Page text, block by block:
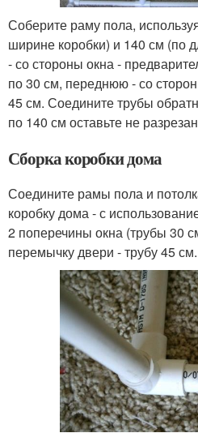
Соберите раму пола,
ширине коробки) и 140 см (по
- со стороны окна -
по 30 см, переднюю - со
45 см. Соедините трубы
по 140 см оставьте не
Сборка коробки дома
Соедините рамы пола и
коробку дома - с
2 поперечины окна (трубы 30
перемычку двери - трубу 45 см.